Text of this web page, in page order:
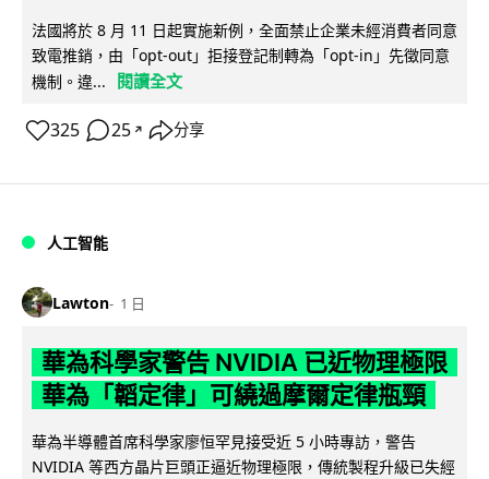
法國將於 8 月 11 日起實施新例，全面禁止企業未經消費者同意
致電推銷，由「opt-out」拒接登記制轉為「opt-in」先徵同意
機制。違...
閱讀全文
325 25 ↗ 分享
人工智能
Lawton 1 日
華為科學家警告 NVIDIA 已近物理極限
華為「韜定律」可繞過摩爾定律瓶頸
華為半導體首席科學家廖恒罕見接受近 5 小時專訪，警告
NVIDIA 等西方晶片巨頭正逼近物理極限，傳統製程升級已失經